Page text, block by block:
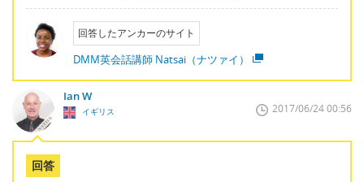
回答したアンカーのサイト
DMM英会話講師 Natsai（ナツァイ）
Ian W
イギリス 2017/06/24 00:56
回答